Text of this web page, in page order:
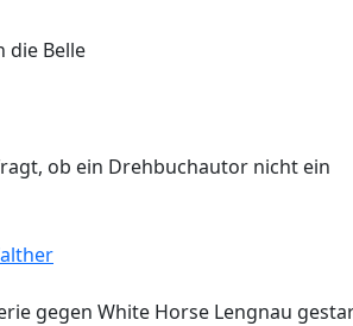
die Belle
ob ein Drehbuchautor nicht ein
gegen White Horse Lengnau